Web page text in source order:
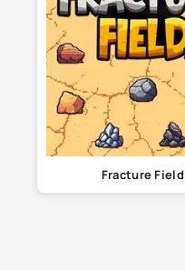
Fracture Field